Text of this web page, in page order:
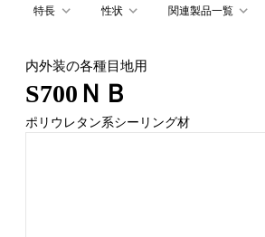
特長 性状 関連製品一覧
内外装の各種目地用
S700ＮＢ
ポリウレタン系シーリング材